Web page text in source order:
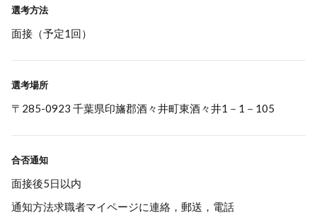
選考方法
面接（予定1回）
選考場所
〒285-0923 千葉県印旛郡酒々井町東酒々井1－1－105
合否通知
面接後5日以内
通知方法求職者マイページに連絡，郵送，電話